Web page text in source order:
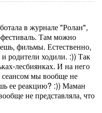
в журнале "Ролан",
Там можно
фильмы. Естественно,
родители ходили. :)) Так
лесбиянках. И на него
сеансом мы вообще не
ее реакцию? :)) Маман
не представляла, что